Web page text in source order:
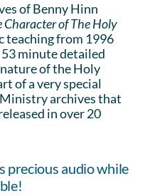
of Benny Hinn
Character of The Holy
teaching from 1996
minute detailed
of the Holy
of a very special
archives that
in over 20
precious audio while